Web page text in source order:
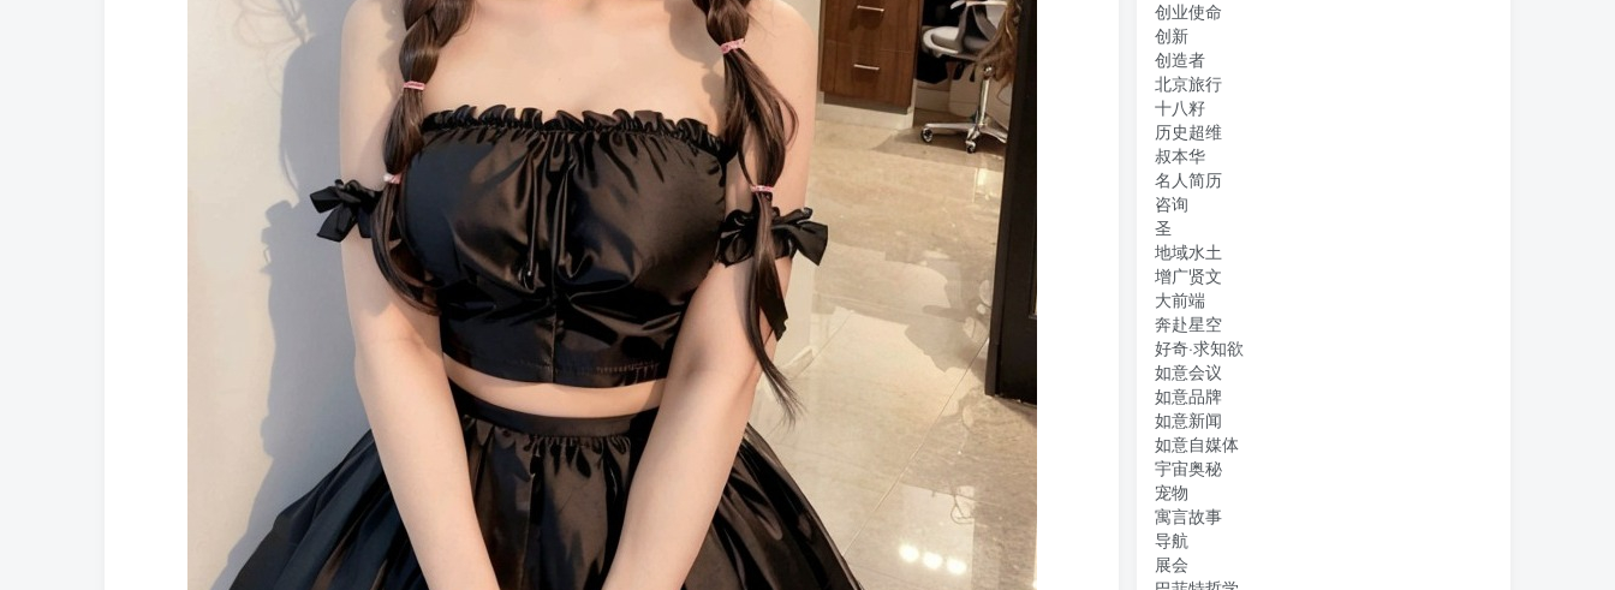
创业使命
创新
创造者
北京旅行
十八籽
历史超维
叔本华
名人简历
咨询
圣
地域水土
增广贤文
大前端
奔赴星空
好奇·求知欲
如意会议
如意品牌
如意新闻
如意自媒体
宇宙奥秘
宠物
寓言故事
导航
展会